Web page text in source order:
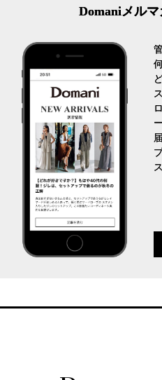
Domaniメル